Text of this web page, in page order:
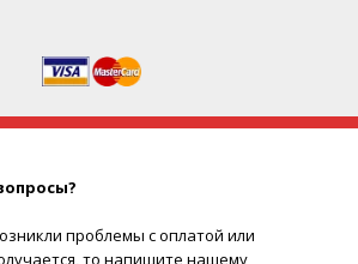
проблемы с оплатой или
то напишите нашему